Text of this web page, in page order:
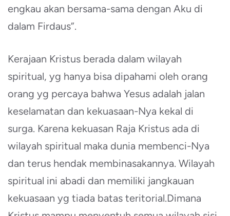
engkau akan bersama-sama dengan Aku di
dalam Firdaus”.
Kerajaan Kristus berada dalam wilayah
spiritual, yg hanya bisa dipahami oleh orang
orang yg percaya bahwa Yesus adalah jalan
keselamatan dan kekuasaan-Nya kekal di
surga. Karena kekuasan Raja Kristus ada di
wilayah spiritual maka dunia membenci-Nya
dan terus hendak membinasakannya. Wilayah
spiritual ini abadi dan memiliki jangkauan
kekuasaan yg tiada batas teritorial.Dimana